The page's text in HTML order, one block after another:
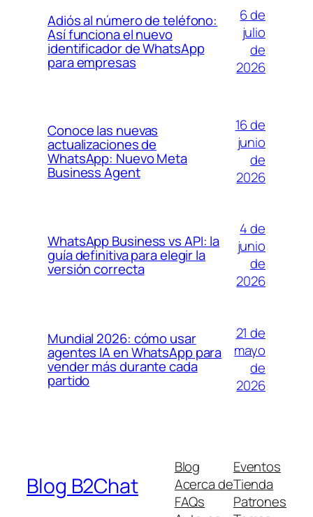
Adiós al número de teléfono:
Así funciona el nuevo
identificador de WhatsApp
para empresas
6 de
julio
de
2026
Conoce las nuevas
actualizaciones de
WhatsApp: Nuevo Meta
Business Agent
16 de
junio
de
2026
WhatsApp Business vs API: la
guía definitiva para elegir la
versión correcta
4 de
junio
de
2026
Mundial 2026: cómo usar
agentes IA en WhatsApp para
vender más durante cada
partido
21 de
mayo
de
2026
Blog B2Chat
Blog
Acerca de
FAQs
Eventos
Tienda
Patrones